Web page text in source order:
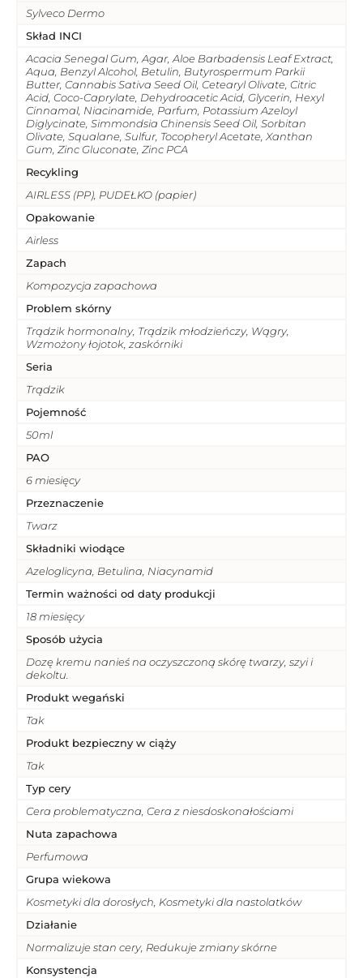
Sylveco Dermo
Skład INCI
Acacia Senegal Gum, Agar, Aloe Barbadensis Leaf Extract,
Aqua, Benzyl Alcohol, Betulin, Butyrospermum Parkii
Butter, Cannabis Sativa Seed Oil, Cetearyl Olivate, Citric
Acid, Coco-Caprylate, Dehydroacetic Acid, Glycerin, Hexyl
Cinnamal, Niacinamide, Parfum, Potassium Azeloyl
Diglycinate, Simmondsia Chinensis Seed Oil, Sorbitan
Olivate, Squalane, Sulfur, Tocopheryl Acetate, Xanthan
Gum, Zinc Gluconate, Zinc PCA
Recykling
AIRLESS (PP), PUDEŁKO (papier)
Opakowanie
Airless
Zapach
Kompozycja zapachowa
Problem skórny
Trądzik hormonalny, Trądzik młodzieńczy, Wągry,
Wzmożony łojotok, zaskórniki
Seria
Trądzik
Pojemność
50ml
PAO
6 miesięcy
Przeznaczenie
Twarz
Składniki wiodące
Azeloglicyna, Betulina, Niacynamid
Termin ważności od daty produkcji
18 miesięcy
Sposób użycia
Dozę kremu nanieś na oczyszczoną skórę twarzy, szyi i
dekoltu.
Produkt wegański
Tak
Produkt bezpieczny w ciąży
Tak
Typ cery
Cera problematyczna, Cera z niesdoskonałościami
Nuta zapachowa
Perfumowa
Grupa wiekowa
Kosmetyki dla dorosłych, Kosmetyki dla nastolatków
Działanie
Normalizuje stan cery, Redukuje zmiany skórne
Konsystencja